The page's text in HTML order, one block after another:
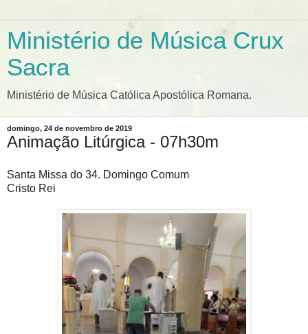
Ministério de Música Crux
Sacra
Ministério de Música Católica Apostólica Romana.
domingo, 24 de novembro de 2019
Animação Litúrgica - 07h30m
Santa Missa do 34. Domingo Comum
Cristo Rei